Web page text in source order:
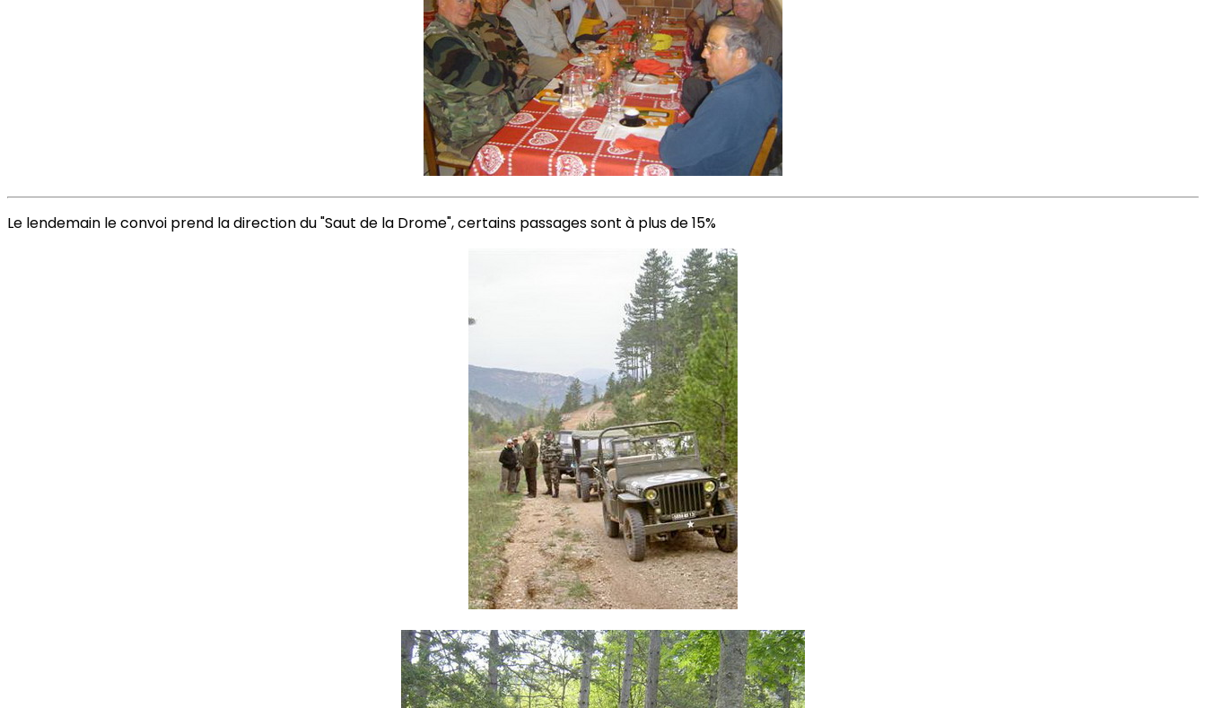
Le lendemain le convoi prend la direction du "Saut de la Drome", certains passages sont à plus de 15%